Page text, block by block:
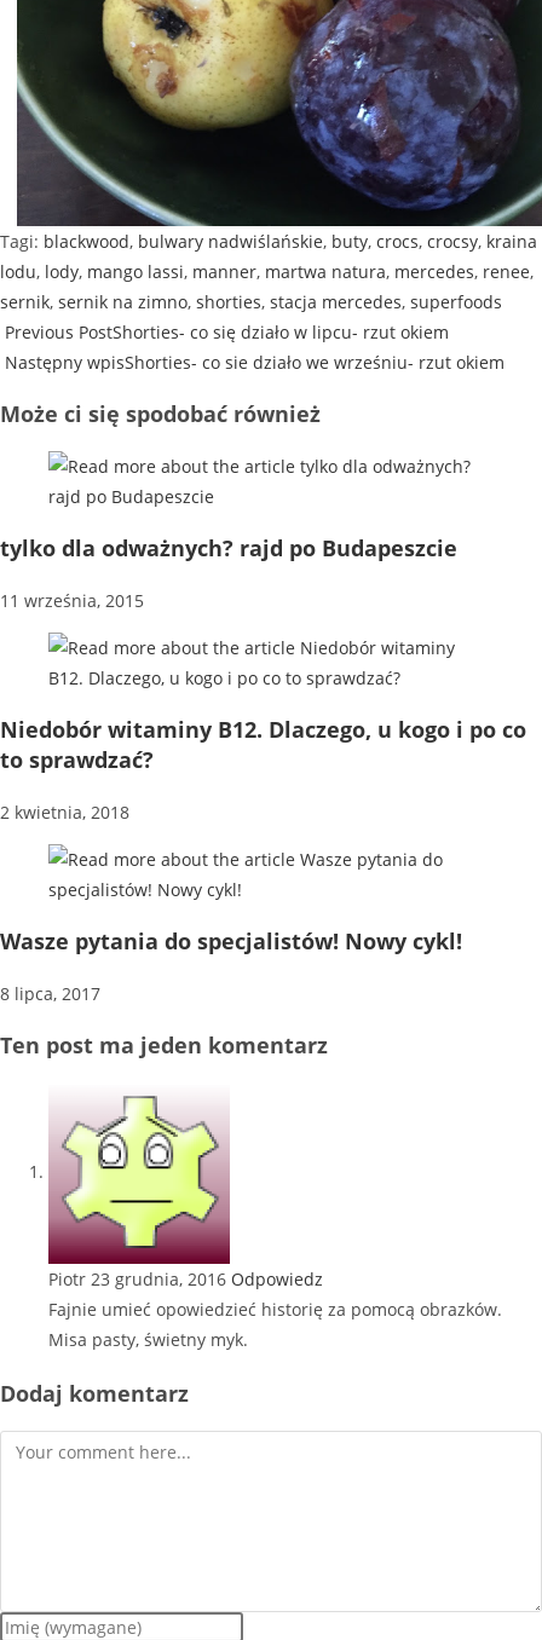
Tagi: blackwood, bulwary nadwiślańskie, buty, crocs, crocsy, kraina
lodu, lody, mango lassi, manner, martwa natura, mercedes, renee,
sernik, sernik na zimno, shorties, stacja mercedes, superfoods
Previous PostShorties- co się działo w lipcu- rzut okiem
Następny wpisShorties- co sie działo we wrześniu- rzut okiem
Może ci się spodobać również
tylko dla odważnych? rajd po Budapeszcie
11 września, 2015
Niedobór witaminy B12. Dlaczego, u kogo i po co
to sprawdzać?
2 kwietnia, 2018
Wasze pytania do specjalistów! Nowy cykl!
8 lipca, 2017
Ten post ma jeden komentarz
Piotr 23 grudnia, 2016 Odpowiedz
Fajnie umieć opowiedzieć historię za pomocą obrazków.
Misa pasty, świetny myk.
Dodaj komentarz